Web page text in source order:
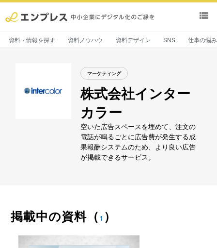
view_list
資料・情報を探す 資料ノウハウ 資料デザイン SNS 仕事の悩
マーケティング
株式会社インター
カラー
空いた広告スペースを埋めて、注文の
電話が鳴るごとに広告費が発生する成
果報酬システムのため、より良い広告
が掲載できるサービス。
掲載中の資料 （ 1 ）